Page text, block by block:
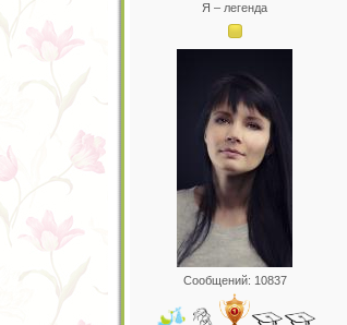
Я – легенда
Сообщений: 10837